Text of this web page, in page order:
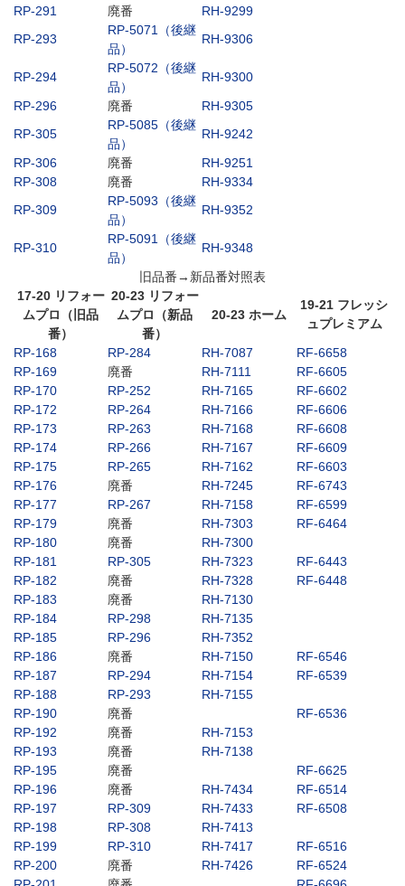
RP-291
廃番
RH-9299
RP-293
RP-5071（後継
品）
RH-9306
RP-294
RP-5072（後継
品）
RH-9300
RP-296
廃番
RH-9305
RP-305
RP-5085（後継
品）
RH-9242
RP-306
廃番
RH-9251
RP-308
廃番
RH-9334
RP-309
RP-5093（後継
品）
RH-9352
RP-310
RP-5091（後継
品）
RH-9348
旧品番→新品番対照表
17-20 リフォー
ムプロ（旧品
番）
20-23 リフォー
ムプロ（新品
番）
20-23 ホーム
19-21 フレッシ
ュプレミアム
RP-168
RP-284 RH-7087
RF-6658
RP-169
廃番 RH-7111
RF-6605
RP-170
RP-252 RH-7165
RF-6602
RP-172
RP-264 RH-7166
RF-6606
RP-173
RP-263 RH-7168
RF-6608
RP-174
RP-266 RH-7167
RF-6609
RP-175
RP-265 RH-7162
RF-6603
RP-176
廃番 RH-7245
RF-6743
RP-177
RP-267 RH-7158
RF-6599
RP-179
廃番 RH-7303
RF-6464
RP-180
廃番
RH-7300
RP-181
RP-305 RH-7323
RF-6443
RP-182
廃番 RH-7328
RF-6448
RP-183
廃番
RH-7130
RP-184
RP-298
RH-7135
RP-185
RP-296
RH-7352
RP-186
廃番 RH-7150
RF-6546
RP-187
RP-294 RH-7154
RF-6539
RP-188
RP-293
RH-7155
RP-190
廃番
RF-6536
RP-192
廃番
RH-7153
RP-193
廃番
RH-7138
RP-195
廃番
RF-6625
RP-196
廃番 RH-7434
RF-6514
RP-197
RP-309 RH-7433
RF-6508
RP-198
RP-308
RH-7413
RP-199
RP-310 RH-7417
RF-6516
RP-200
廃番 RH-7426
RF-6524